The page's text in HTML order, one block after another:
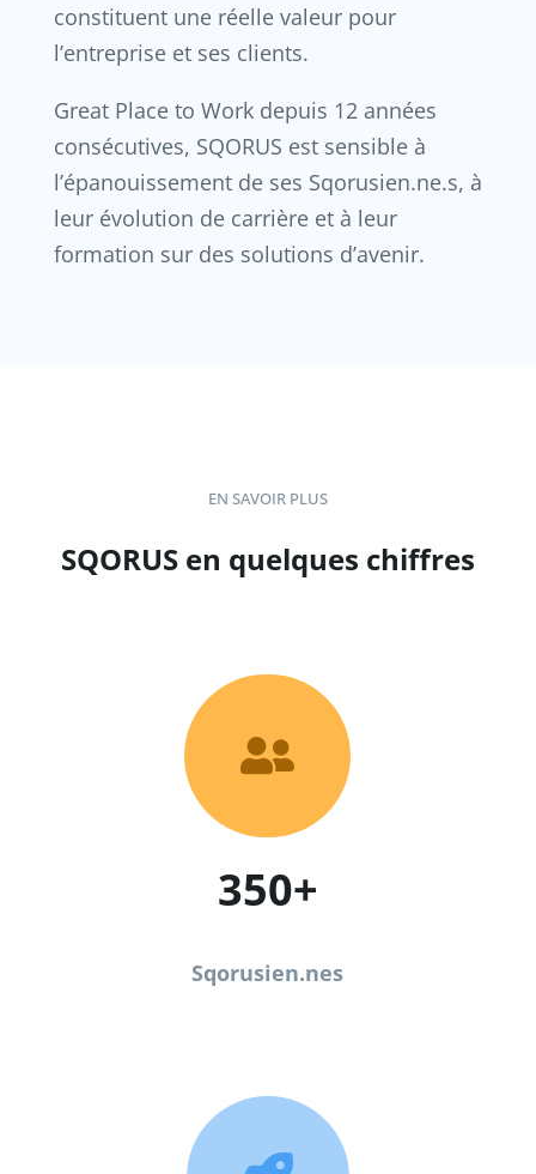
constituent une réelle valeur pour
l’entreprise et ses clients.
Great Place to Work depuis 12 années
consécutives, SQORUS est sensible à
l’épanouissement de ses Sqorusien.ne.s, à
leur évolution de carrière et à leur
formation sur des solutions d’avenir.
EN SAVOIR PLUS
SQORUS en quelques chiffres

350+
Sqorusien.nes